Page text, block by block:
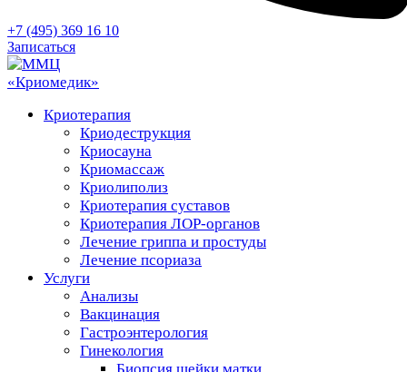
+7 (495) 369 16 10
Записаться
Криотерапия
Криодеструкция
Криосауна
Криомассаж
Криолиполиз
Криотерапия суставов
Криотерапия ЛОР-органов
Лечение гриппа и простуды
Лечение псориаза
Услуги
Анализы
Вакцинация
Гастроэнтерология
Гинекология